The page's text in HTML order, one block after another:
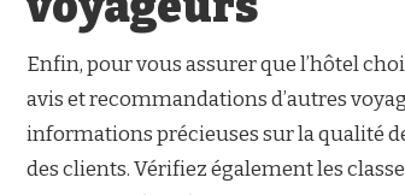
Enfin, pour vous assurer que l’hôtel
avis et recommandations d’autres
informations précieuses sur la qualité
des clients. Vérifiez également les